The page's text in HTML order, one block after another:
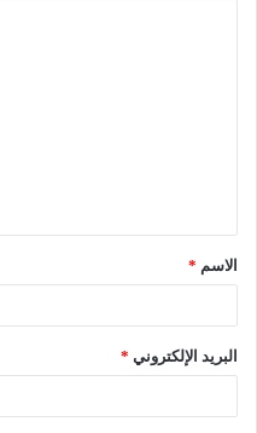
الاسم *
البريد الإلكتروني *